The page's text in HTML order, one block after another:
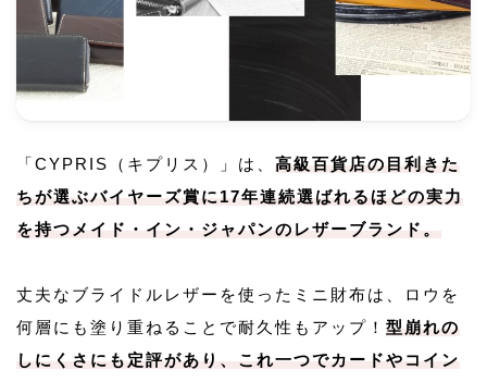
「CYPRIS（キプリス）」は、 高級百貨店の目利きた
ちが選ぶバイヤーズ賞に17年連続選ばれるほどの実力
を持つメイド・イン・ジャパンのレザーブランド。
丈夫なブライドルレザーを使ったミニ財布は、ロウを
何層にも塗り重ねることで耐久性もアップ！ 型崩れの
しにくさにも定評があり、これ一つでカードやコイン